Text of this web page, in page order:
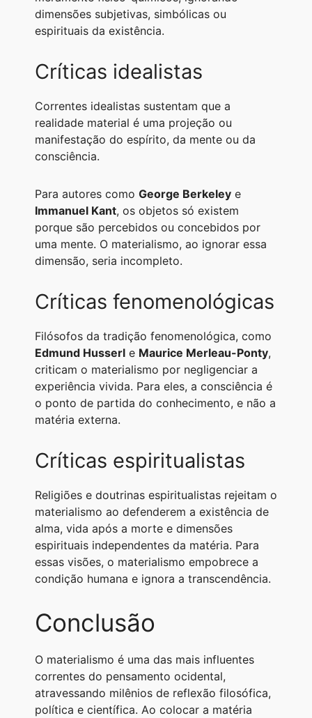
dimensões subjetivas, simbólicas ou
espirituais da existência.
Críticas idealistas
Correntes idealistas sustentam que a
realidade material é uma projeção ou
manifestação do espírito, da mente ou da
consciência.
Para autores como George Berkeley e
Immanuel Kant, os objetos só existem
porque são percebidos ou concebidos por
uma mente. O materialismo, ao ignorar essa
dimensão, seria incompleto.
Críticas fenomenológicas
Filósofos da tradição fenomenológica, como
Edmund Husserl e Maurice Merleau-Ponty,
criticam o materialismo por negligenciar a
experiência vivida. Para eles, a consciência é
o ponto de partida do conhecimento, e não a
matéria externa.
Críticas espiritualistas
Religiões e doutrinas espiritualistas rejeitam o
materialismo ao defenderem a existência de
alma, vida após a morte e dimensões
espirituais independentes da matéria. Para
essas visões, o materialismo empobrece a
condição humana e ignora a transcendência.
Conclusão
O materialismo é uma das mais influentes
correntes do pensamento ocidental,
atravessando milênios de reflexão filosófica,
política e científica. Ao colocar a matéria